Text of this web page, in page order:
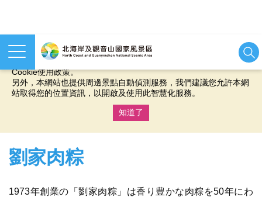
本網站使用cookies等相關技術以持續優化網站服務，並有助於為
您提供更佳的體驗，當您繼續使用本網站即表示您同意我們的
Cookie使用政策。
另外，本網站也提供周邊景點自動偵測服務，我們建議您允許本網
站取得您的位置資訊，以開啟及使用此智慧化服務。
知道了
劉家肉粽
1973年創業の「劉家肉粽」は香り豊かな肉粽を50年にわ